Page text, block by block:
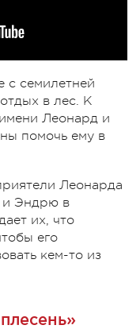
с семилетней
в лес. К
Леонард и
помочь ему в
Леонарда
и Эндрю в
их, что
его
кем-то из